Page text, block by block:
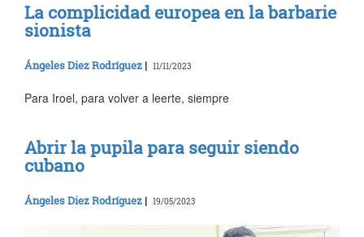
La complicidad europea en la barbarie
sionista
Ángeles Diez Rodríguez | 11/11/2023
Para Iroel, para volver a leerte, siempre
Abrir la pupila para seguir siendo
cubano
Ángeles Diez Rodríguez | 19/05/2023